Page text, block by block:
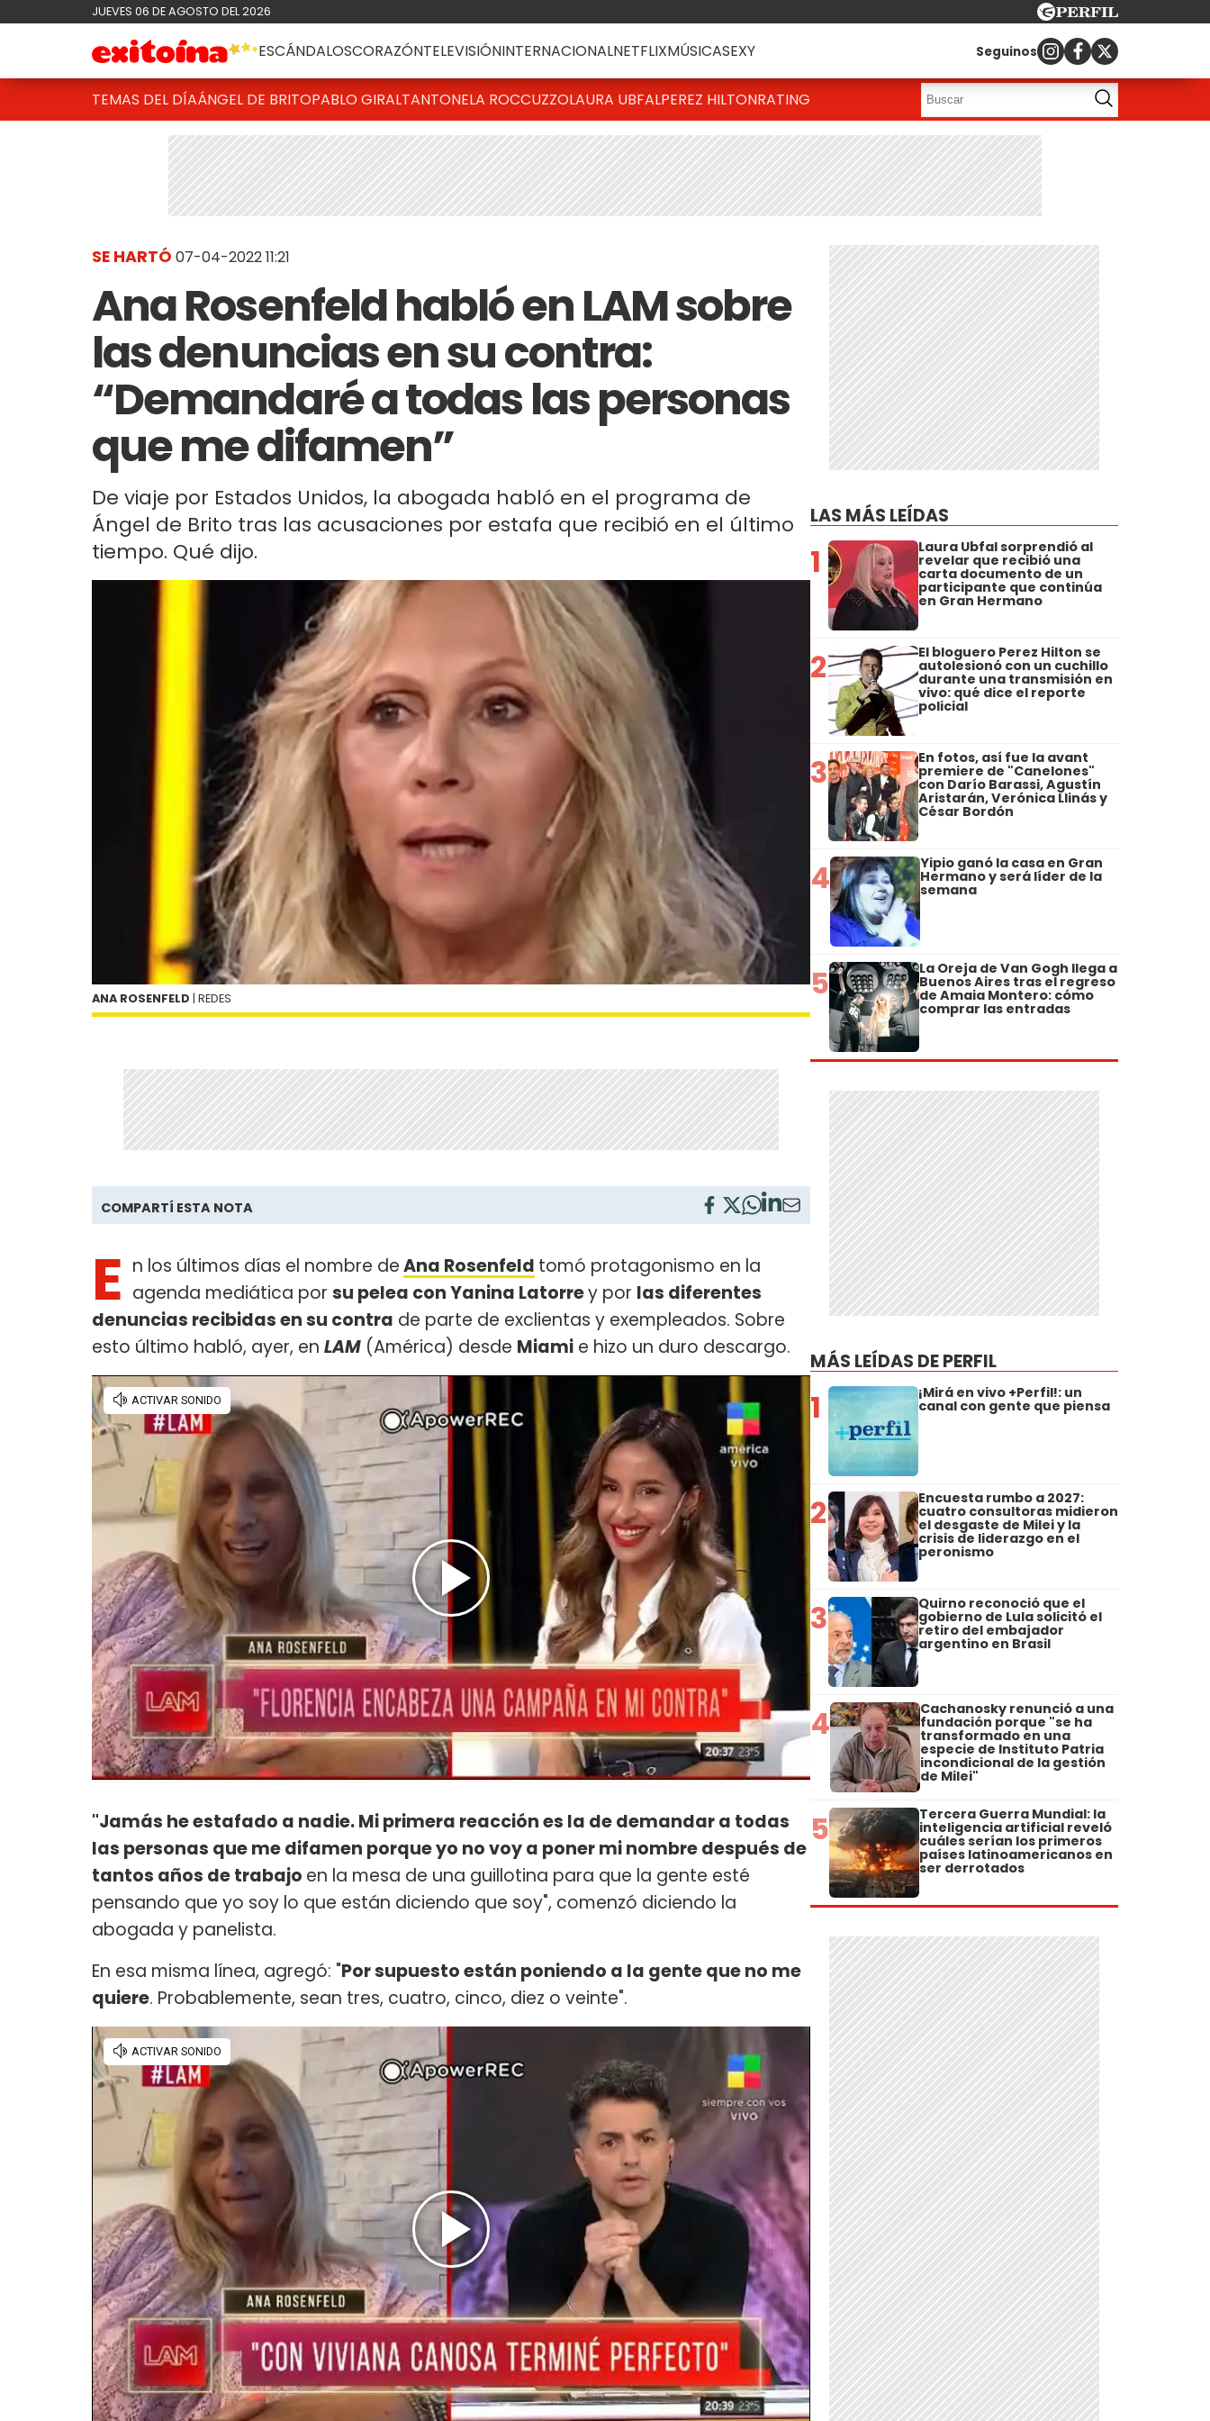
JUEVES 06 DE AGOSTO DEL 2026
ESCÁNDALOSCORAZÓNTELEVISIÓNINTERNACIONALNETFLIXMÚSICASEXY Seguinos
TEMAS DEL DÍAÁNGEL DE BRITOPABLO GIRALTANTONELA ROCCUZZOLAURA UBFALPEREZ HILTONRATING
SE HARTÓ 07-04-2022 11:21
Ana Rosenfeld habló en LAM sobre
las denuncias en su contra:
“Demandaré a todas las personas
que me difamen”
De viaje por Estados Unidos, la abogada habló en el programa de
Ángel de Brito tras las acusaciones por estafa que recibió en el último
tiempo. Qué dijo.
ANA ROSENFELD | REDES
COMPARTÍ ESTA NOTA
E n los últimos días el nombre deAna Rosenfeld tomó protagonismo en la
agenda mediática por su pelea con Yanina Latorrey por las diferentes
denuncias recibidas en su contra de parte de exclientas y exempleados. Sobre
esto último habló, ayer, en LAM (América) desde Miami e hizo un duro descargo.
"Jamás he estafado a nadie. Mi primera reacción es la de demandar a todas
las personas que me difamen porque yo no voy a poner mi nombre después de
tantos años de trabajo en la mesa de una guillotina para que la gente esté
pensando que yo soy lo que están diciendo que soy", comenzó diciendo la
abogada y panelista.
En esa misma línea, agregó: "Por supuesto están poniendo a la gente que no me
quiere. Probablemente, sean tres, cuatro, cinco, diez o veinte".
LAS MÁS LEÍDAS
1 Laura Ubfal sorprendió al
revelar que recibió una
carta documento de un
participante que continúa
en Gran Hermano
2 El bloguero Perez Hilton se
autolesionó con un cuchillo
durante una transmisión en
vivo: qué dice el reporte
policial
3 En fotos, así fue la avant
premiere de "Canelones"
con Darío Barassi, Agustín
Aristarán, Verónica Llinás y
César Bordón
4 Yipio ganó la casa en Gran
Hermano y será líder de la
semana
5 La Oreja de Van Gogh llega a
Buenos Aires tras el regreso
de Amaia Montero: cómo
comprar las entradas
MÁS LEÍDAS DE PERFIL
1 ¡Mirá en vivo +Perfil!: un
canal con gente que piensa
2 Encuesta rumbo a 2027:
cuatro consultoras midieron
el desgaste de Milei y la
crisis de liderazgo en el
peronismo
3 Quirno reconoció que el
gobierno de Lula solicitó el
retiro del embajador
argentino en Brasil
4 Cachanosky renunció a una
fundación porque "se ha
transformado en una
especie de Instituto Patria
incondicional de la gestión
de Milei"
5 Tercera Guerra Mundial: la
inteligencia artificial reveló
cuáles serían los primeros
países latinoamericanos en
ser derrotados